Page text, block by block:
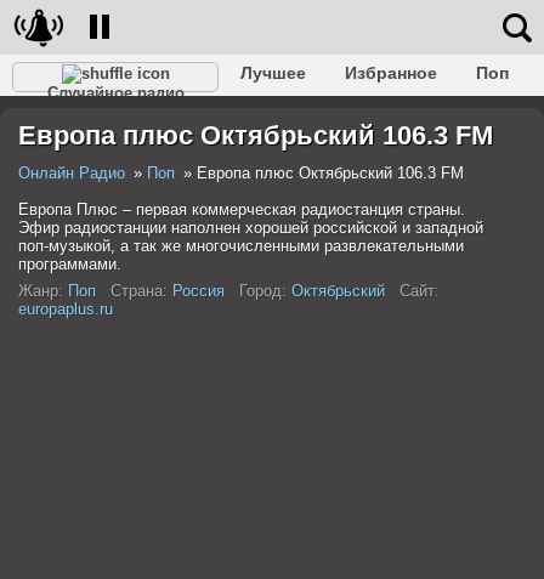
Случайное радио
Лучшее Избранное
Поп
Разговорное
Рэп Транс Дип-хаус
Фолк
Европа плюс Октябрьский 106.3 FM
Онлайн Радио Поп
Европа плюс Октябрьский 106.3 FM
Европа Плюс – первая коммерческая радиостанция страны.
Эфир радиостанции наполнен хорошей российской и западной
поп-музыкой, а так же многочисленными развлекательными
программами.
Жанр: Поп Страна: Россия Город: Октябрьский
Сайт:
europaplus.ru